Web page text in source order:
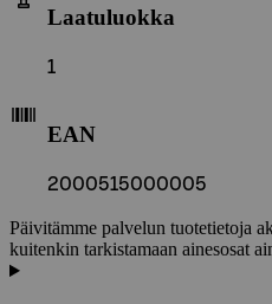
Laatuluokka
1
EAN
2000515000005
Päivitämme palvelun tuotetietoja
kuitenkin tarkistamaan ainesosat